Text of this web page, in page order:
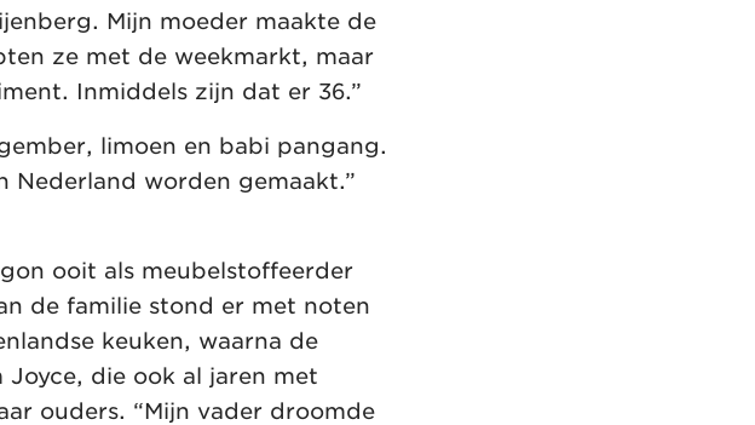
Mijn moeder maakte de
ze met de weekmarkt, maar
Inmiddels zijn dat er 36.”
limoen en babi pangang.
Nederland worden gemaakt.”
ooit als meubelstoffeerder
de familie stond er met noten
keuken, waarna de
die ook al jaren met
ouders. “Mijn vader droomde